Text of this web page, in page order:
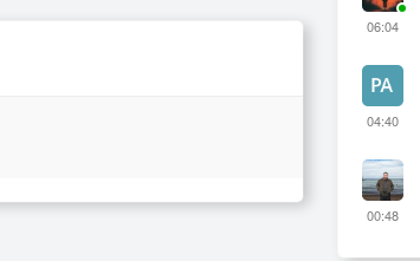
06:04
04:40
00:48